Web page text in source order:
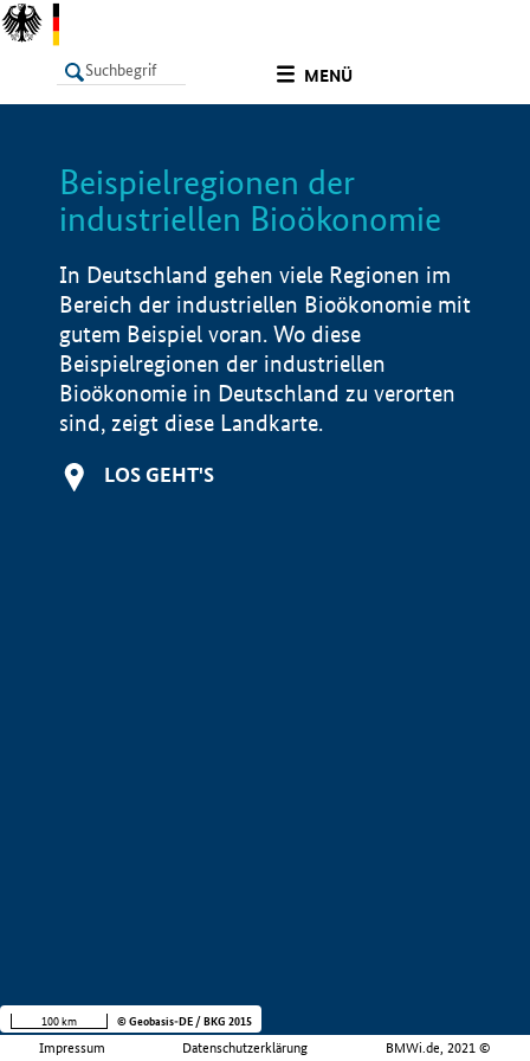
MENÜ
LISTE
Beispielregionen der
industriellen Bioökonomie
In Deutschland gehen viele Regionen im
Bereich der industriellen Bioökonomie mit
gutem Beispiel voran. Wo diese
Beispielregionen der industriellen
Bioökonomie in Deutschland zu verorten
sind, zeigt diese Landkarte.
LOS GEHT'S
Impressum Datenschutzerklärung BMWi.de, 2021 ©
100 km © Geobasis-DE / BKG 2015